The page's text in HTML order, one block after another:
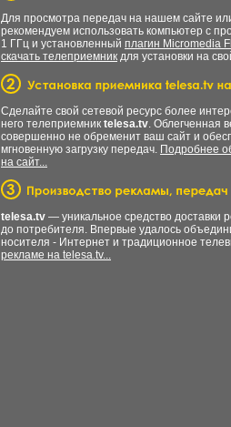
Для просмотра передач на нашем сайте
рекомендуем использовать компьютер с
1 ГГц и установленный плагин Micromedia
скачать телеприемник для установки на
Сделайте свой сетевой ресурс более
него телеприемник telesa.tv. Облегченная
совершенно не обременит ваш сайт и
мгновенную загрузку передач. Подробнее
на сайт...
telesa.tv — уникальное средство доставки
до потребителя. Впервые удалось
носителя - Интернет и традиционное
рекламе на telesa.tv...